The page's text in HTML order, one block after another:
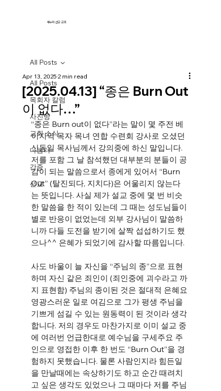
새누리 선교 교회
All Posts
목회자 칼럼
사진방
교회 소식
나눔터
간증
선교
All Posts
[2025.04.13] “종은 Burn Out
이 없다…”
Apr 13, 20252 min read
“종은 Burn out이 없다”라는 말이 몇 주전 베
이지역 목자 목녀 연합 수련회 강사로 오셨던
신동일 목사님께서 강의중에 하신 말입니다.
저를 포함 그 날 참석했던 대부분의 분들이 공
감이 되는 말씀으로서 종에게 있어서 “Burn
Out” (탈진되다, 지치다)은 어울리지 않는다
는 뜻입니다. 사실 제가 설교 중에 몇 번 비슷
한 말씀을 한 적이 있는데 그 때는 성도님들이
별로 반응이 없었는데 외부 강사님이 말씀하
니까 다들 도전을 받기에 살짝 섭섭하기도 했
으나^^ 은혜가 되었기에 감사할 따름입니다.
사도 바울이 늘 자신을 “주님의 종”으로 표현
하며 자신 같은 죄인이 (죄인중에 괴수라고 까
지 표현함) 주님의 종이된 것은 절대적 은혜요
영광스러운 일로 여김으로 그가 평생 주님을
기쁘게 섬길 수 있는 원동력이 된 것이라 생각
합니다. 저의 경우도 마찬가지로 이미 설교 중
에 여러번 언급한대로 예수님을 구세주요 주
인으로 영접한 이후 한 번도 “Burn Out”을 경
험하지 못했습니다. 물론 사람인지라 힘든일
을 만날때에는 속상하기도 하고 순간 때려치
고 싶은 생각도 있었으나 그 때마다 저를 주님